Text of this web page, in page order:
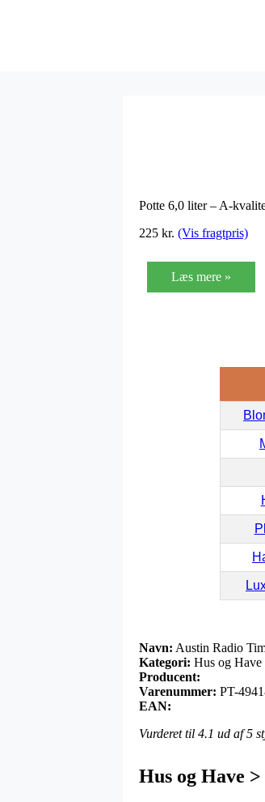
Potte 6,0 liter – A-
225 kr. (Vis fragtpris)
Læs mere »
Navn: Austin Radio
Kategori: Hus og Have
Producent:
Varenummer: PT-
EAN:
Vurderet til 4.1 ud af 5
Hus og Have